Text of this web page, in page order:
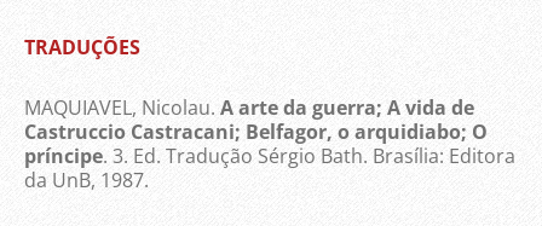
TRADUÇÕES
MAQUIAVEL, Nicolau. A arte da guerra; A vida de
Castruccio Castracani; Belfagor, o arquidiabo; O
príncipe. 3. Ed. Tradução Sérgio Bath. Brasília: Editora
da UnB, 1987.